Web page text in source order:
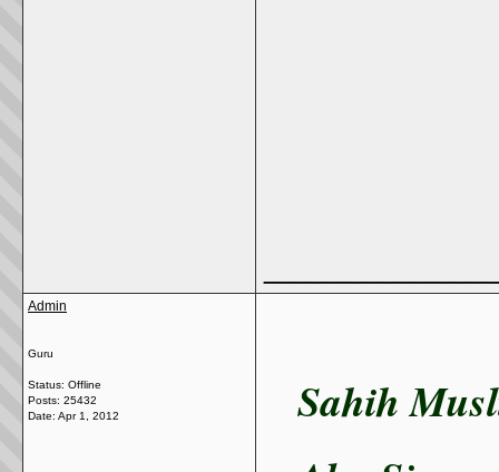
Admin
Guru
Status: Offline
Posts: 25432
Date: Apr 1, 2012
Sahih